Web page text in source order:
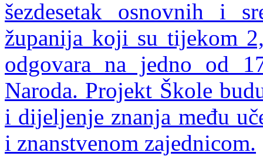
šezdesetak osnovnih i
županija koji su tijekom
odgovara na jedno od
Naroda. Projekt Škole
i dijeljenje znanja među
i znanstvenom zajednicom.